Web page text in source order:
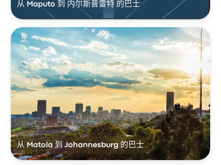
从 Maputo 到 内尔斯普雷特 的巴士
从 Matola 到 Johannesburg 的巴士